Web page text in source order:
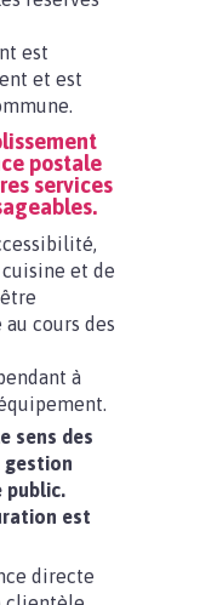
est
et est
postale
services
et de
cours des
à
sens des
gestion
public.
est
directe